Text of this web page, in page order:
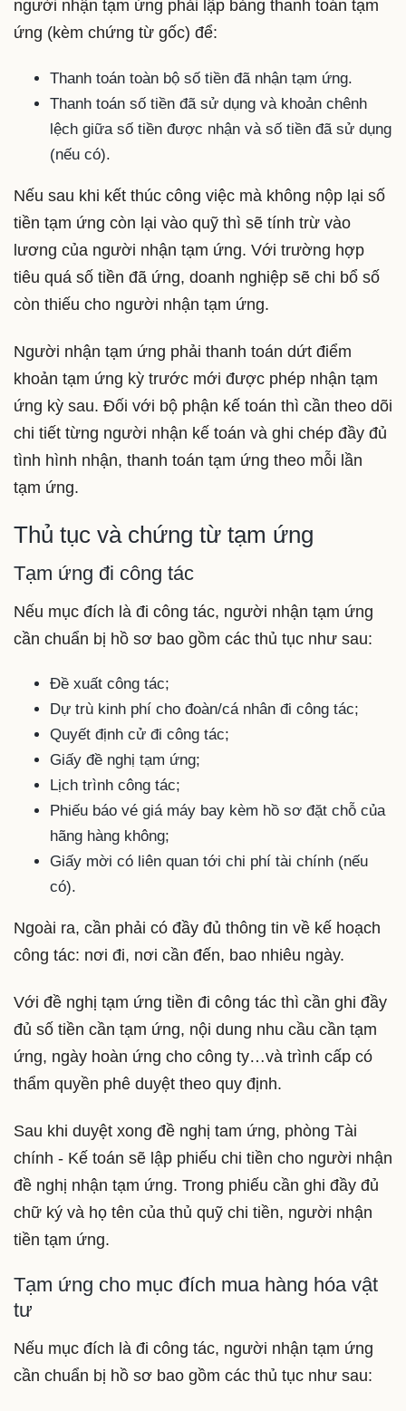
người nhận tạm ứng phải lập bảng thanh toán tạm
ứng (kèm chứng từ gốc) để:
Thanh toán toàn bộ số tiền đã nhận tạm ứng.
Thanh toán số tiền đã sử dụng và khoản chênh
lệch giữa số tiền được nhận và số tiền đã sử dụng
(nếu có).
Nếu sau khi kết thúc công việc mà không nộp lại số
tiền tạm ứng còn lại vào quỹ thì sẽ tính trừ vào
lương của người nhận tạm ứng. Với trường hợp
tiêu quá số tiền đã ứng, doanh nghiệp sẽ chi bổ số
còn thiếu cho người nhận tạm ứng.
Người nhận tạm ứng phải thanh toán dứt điểm
khoản tạm ứng kỳ trước mới được phép nhận tạm
ứng kỳ sau. Đối với bộ phận kế toán thì cần theo dõi
chi tiết từng người nhận kế toán và ghi chép đầy đủ
tình hình nhận, thanh toán tạm ứng theo mỗi lần
tạm ứng.
Thủ tục và chứng từ tạm ứng
Tạm ứng đi công tác
Nếu mục đích là đi công tác, người nhận tạm ứng
cần chuẩn bị hồ sơ bao gồm các thủ tục như sau:
Đề xuất công tác;
Dự trù kinh phí cho đoàn/cá nhân đi công tác;
Quyết định cử đi công tác;
Giấy đề nghị tạm ứng;
Lịch trình công tác;
Phiếu báo vé giá máy bay kèm hồ sơ đặt chỗ của
hãng hàng không;
Giấy mời có liên quan tới chi phí tài chính (nếu
có).
Ngoài ra, cần phải có đầy đủ thông tin về kế hoạch
công tác: nơi đi, nơi cần đến, bao nhiêu ngày.
Với đề nghị tạm ứng tiền đi công tác thì cần ghi đầy
đủ số tiền cần tạm ứng, nội dung nhu cầu cần tạm
ứng, ngày hoàn ứng cho công ty…và trình cấp có
thẩm quyền phê duyệt theo quy định.
Sau khi duyệt xong đề nghị tam ứng, phòng Tài
chính - Kế toán sẽ lập phiếu chi tiền cho người nhận
đề nghị nhận tạm ứng. Trong phiếu cần ghi đầy đủ
chữ ký và họ tên của thủ quỹ chi tiền, người nhận
tiền tạm ứng.
Tạm ứng cho mục đích mua hàng hóa vật
tư
Nếu mục đích là đi công tác, người nhận tạm ứng
cần chuẩn bị hồ sơ bao gồm các thủ tục như sau: